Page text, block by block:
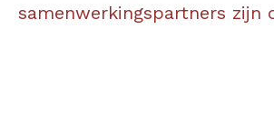
samenwerkingspartners zijn